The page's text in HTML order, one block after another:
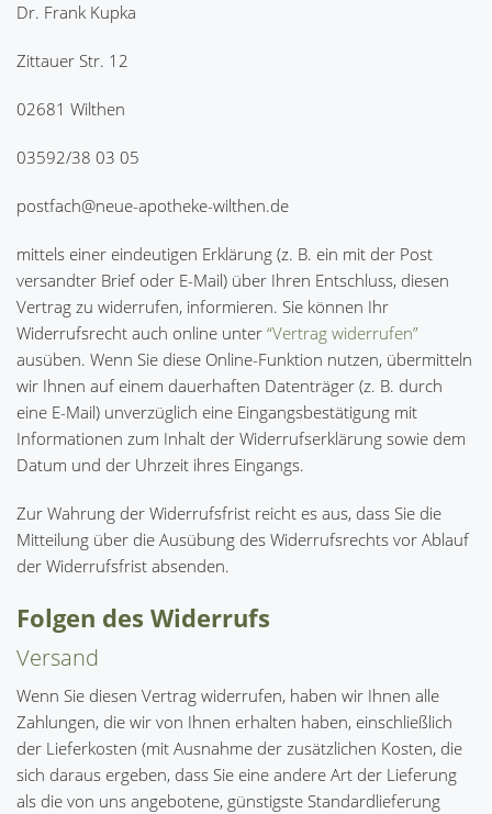
Dr. Frank Kupka
Zittauer Str. 12
02681 Wilthen
03592/38 03 05
postfach@neue-apotheke-wilthen.de
mittels einer eindeutigen Erklärung (z. B. ein mit der Post
versandter Brief oder E-Mail) über Ihren Entschluss, diesen
Vertrag zu widerrufen, informieren. Sie können Ihr
Widerrufsrecht auch online unter “Vertrag widerrufen”
ausüben. Wenn Sie diese Online-Funktion nutzen, übermitteln
wir Ihnen auf einem dauerhaften Datenträger (z. B. durch
eine E-Mail) unverzüglich eine Eingangsbestätigung mit
Informationen zum Inhalt der Widerrufserklärung sowie dem
Datum und der Uhrzeit ihres Eingangs.
Zur Wahrung der Widerrufsfrist reicht es aus, dass Sie die
Mitteilung über die Ausübung des Widerrufsrechts vor Ablauf
der Widerrufsfrist absenden.
Folgen des Widerrufs
Versand
Wenn Sie diesen Vertrag widerrufen, haben wir Ihnen alle
Zahlungen, die wir von Ihnen erhalten haben, einschließlich
der Lieferkosten (mit Ausnahme der zusätzlichen Kosten, die
sich daraus ergeben, dass Sie eine andere Art der Lieferung
als die von uns angebotene, günstigste Standardlieferung